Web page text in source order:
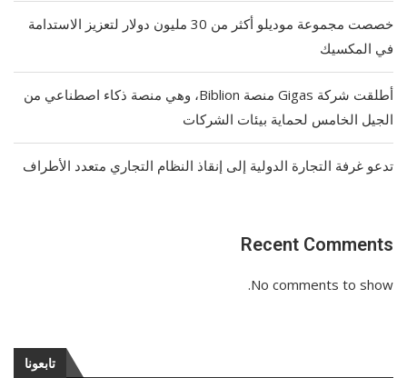
خصصت مجموعة موديلو أكثر من 30 مليون دولار لتعزيز الاستدامة
في المكسيك
أطلقت شركة Gigas منصة Biblion، وهي منصة ذكاء اصطناعي من
الجيل الخامس لحماية بيئات الشركات
تدعو غرفة التجارة الدولية إلى إنقاذ النظام التجاري متعدد الأطراف
Recent Comments
No comments to show.
تابعونا